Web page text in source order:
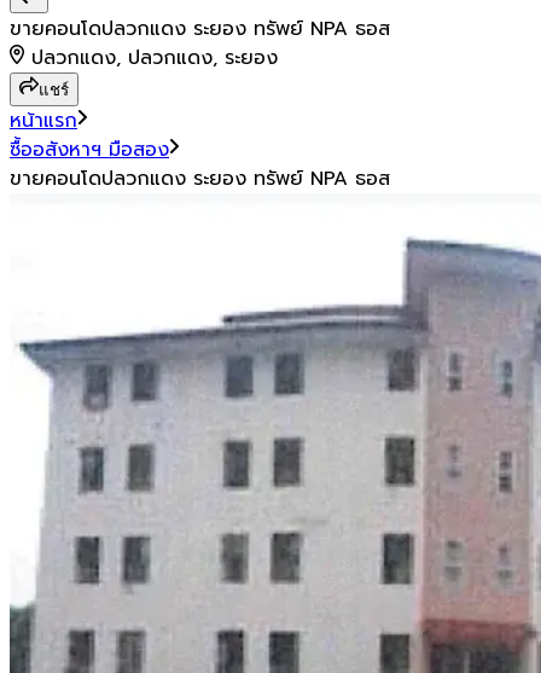
ขายคอนโดปลวกแดง ระยอง ทรัพย์ NPA ธอส
ปลวกแดง, ปลวกแดง, ระยอง
แชร์
หน้าแรก
ซื้ออสังหาฯ มือสอง
ขายคอนโดปลวกแดง ระยอง ทรัพย์ NPA ธอส